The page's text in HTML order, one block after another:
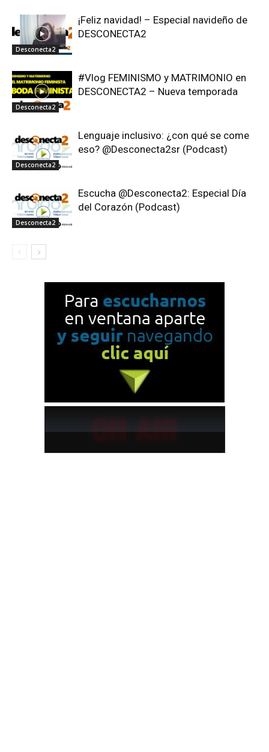
Desconecta2
¡Feliz navidad! – Especial navideño de
DESCONECTA2
Desconecta2
#Vlog FEMINISMO y MATRIMONIO en
DESCONECTA2 – Nueva temporada
Desconecta2
Lenguaje inclusivo: ¿con qué se come
eso? @Desconecta2sr (Podcast)
Desconecta2
Escucha @Desconecta2: Especial Día
del Corazón (Podcast)